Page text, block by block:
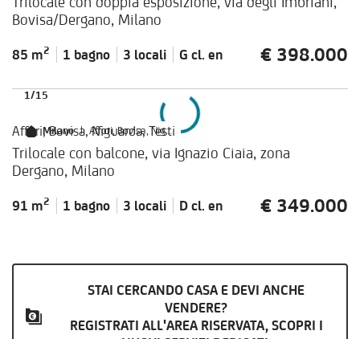
Bovisa/Dergano, Milano
85 m2 1 bagno 3 locali G cl. en € 398.000
Milano | Affori, Bovisa, Niguarda, Testi
1/15
Affori, Bovisa, Niguarda, Testi
Trilocale con balcone, via Ignazio Ciaia, zona
Dergano, Milano
91 m2 1 bagno 3 locali D cl. en € 349.000
STAI CERCANDO CASA E DEVI ANCHE
VENDERE?
REGISTRATI ALL'AREA RISERVATA, SCOPRI I